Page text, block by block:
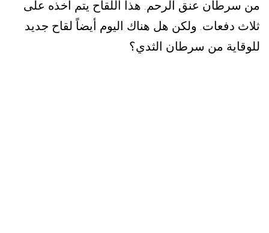
من سرطان عنق الرحم . هذا اللقاح يتم أخذه على
ثلاث دفعات. ولكن هل هناك اليوم أيضاً لقاح جديد
للوقاية من سرطان الثدي؟